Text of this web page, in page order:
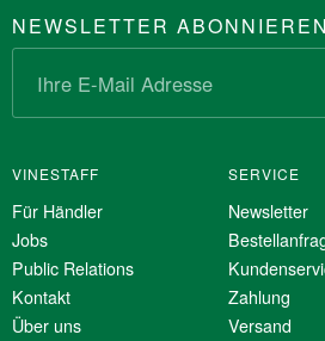
NEWSLETTER ABONNIEREN
VINESTAFF
Für Händler
Jobs
Public Relations
Kontakt
Über uns
SERVICE
Newsletter
Zahlung
Versand